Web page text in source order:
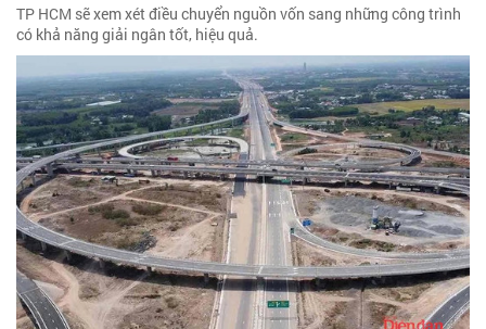
TP HCM sẽ xem xét điều chuyển nguồn vốn sang những công trình
có khả năng giải ngân tốt, hiệu quả.